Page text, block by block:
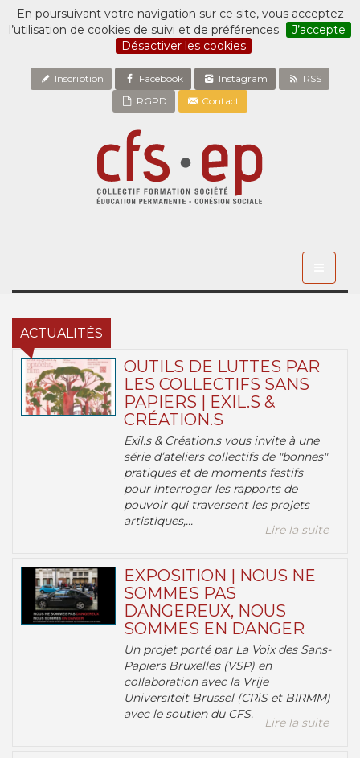
En poursuivant votre navigation sur ce site, vous acceptez
l’utilisation de cookies de suivi et de préférences
J’accepte
Désactiver les cookies
Inscription Facebook Instagram
RSS
RGPD
Contact
ACTUALITÉS
OUTILS DE LUTTES PAR
LES COLLECTIFS SANS
PAPIERS | EXIL.S &
CRÉATION.S
Exil.s & Création.s vous invite à une
série d’ateliers collectifs de "bonnes"
pratiques et de moments festifs
pour interroger les rapports de
pouvoir qui traversent les projets
artistiques,...
Lire la suite
EXPOSITION | NOUS NE
SOMMES PAS
DANGEREUX, NOUS
SOMMES EN DANGER
Un projet porté par La Voix des Sans-
Papiers Bruxelles (VSP) en
collaboration avec la Vrije
Universiteit Brussel (CRiS et BIRMM)
avec le soutien du CFS.
Lire la suite